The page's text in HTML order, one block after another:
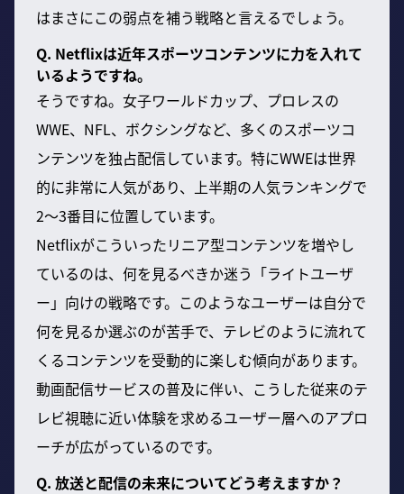
はまさにこの弱点を補う戦略と言えるでしょう。
Q. Netflixは近年スポーツコンテンツに力を入れて
いるようですね。
そうですね。女子ワールドカップ、プロレスの
WWE、NFL、ボクシングなど、多くのスポーツコ
ンテンツを独占配信しています。特にWWEは世界
的に非常に人気があり、上半期の人気ランキングで
2〜3番目に位置しています。
Netflixがこういったリニア型コンテンツを増やし
ているのは、何を見るべきか迷う「ライトユーザ
ー」向けの戦略です。このようなユーザーは自分で
何を見るか選ぶのが苦手で、テレビのように流れて
くるコンテンツを受動的に楽しむ傾向があります。
動画配信サービスの普及に伴い、こうした従来のテ
レビ視聴に近い体験を求めるユーザー層へのアプロ
ーチが広がっているのです。
Q. 放送と配信の未来についてどう考えますか？